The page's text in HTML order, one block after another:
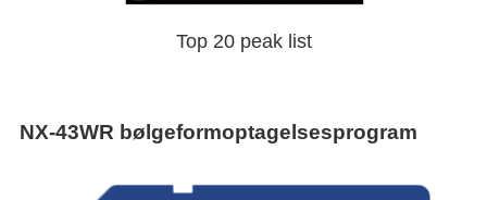
Top 20 peak list
NX-43WR bølgeformoptagelsesprogram